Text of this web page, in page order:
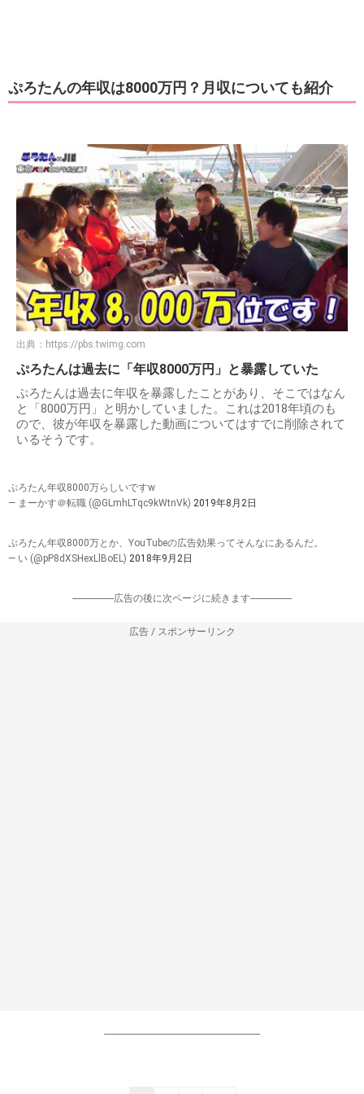
ぷろたんの年収は8000万円？月収についても紹介
出典： https://pbs.twimg.com
ぷろたんは過去に「年収8000万円」と暴露していた
ぷろたんは過去に年収を暴露したことがあり、そこではなん
と「8000万円」と明かしていました。これは2018年頃のも
ので、彼が年収を暴露した動画についてはすでに削除されて
いるそうです。
ぷろたん年収8000万らしいですw
— まーかす＠転職 (@GLmhLTqc9kWtnVk) 2019年8月2日
ぷろたん年収8000万とか、YouTubeの広告効果ってそんなにあるんだ。
— い (@pP8dXSHexLlBoEL) 2018年9月2日
-----------------広告の後に次ページに続きます-----------------
広告 / スポンサーリンク
----------------------------------------------------------------